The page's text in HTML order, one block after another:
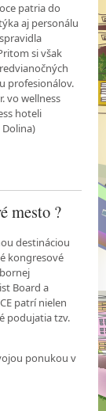
patria do
aj personálu
si však
profesionálov.
vo wellness
hoteli
mesto ?
destináciou
kongresové
Board a
patrí nielen
podujatia tzv.
ponukou v